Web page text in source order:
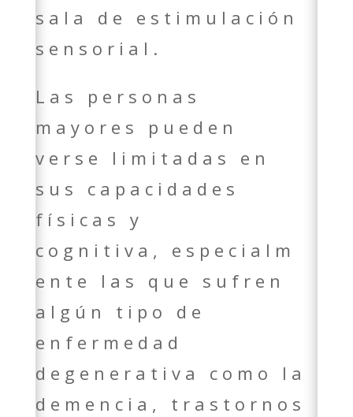
sala de estimulación
sensorial.
Las personas
mayores pueden
verse limitadas en
sus capacidades
físicas y
cognitiva, especialm
ente las que sufren
algún tipo de
enfermedad
degenerativa como la
demencia, trastornos